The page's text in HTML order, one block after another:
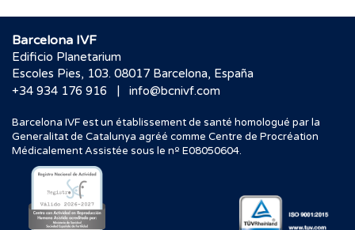
Barcelona IVF
Edificio Planetarium
Escoles Pies, 103. 08017 Barcelona, España
+34 934 176 916
| info@bcnivf.com
Barcelona IVF est un établissement de santé homologué par la
Generalitat de Catalunya agréé comme Centre de Procréation
Médicalement Assistée sous le nº E08050604.